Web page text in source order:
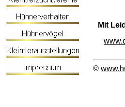
Mit
©